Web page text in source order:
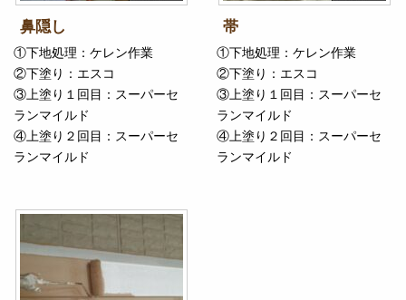
鼻隠し
①下地処理：ケレン作業
②下塗り：エスコ
③上塗り１回目：スーパーセ
ランマイルド
④上塗り２回目：スーパーセ
ランマイルド
帯
①下地処理：ケレン作業
②下塗り：エスコ
③上塗り１回目：スーパーセ
ランマイルド
④上塗り２回目：スーパーセ
ランマイルド